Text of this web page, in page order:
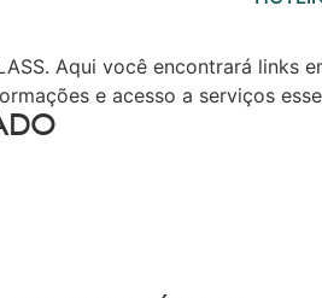
Aqui você encontrará
e acesso a serviços